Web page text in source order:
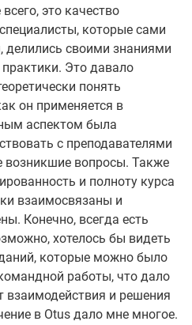
это качество
которые сами
делились своими знаниями
Это давало
понять
он применяется в
аспектом была
с преподавателями
возникшие вопросы. Также
и полноту курса
взаимосвязаны и
Конечно, всегда есть
хотелось бы видеть
которые можно было
работы, что дало
и решения
в Otus дало мне многое.